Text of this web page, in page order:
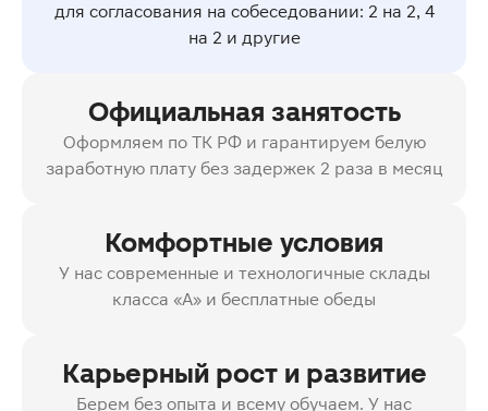
для согласования на собеседовании: 2 на 2, 4
на 2 и другие
Официальная занятость
Оформляем по ТК РФ и гарантируем белую
заработную плату без задержек 2 раза в месяц
Комфортные условия
У нас современные и технологичные склады
класса «А» и бесплатные обеды
Карьерный рост и развитие
Берем без опыта и всему обучаем. У нас